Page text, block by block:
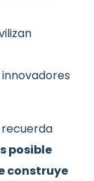
recuerda
posible
construye